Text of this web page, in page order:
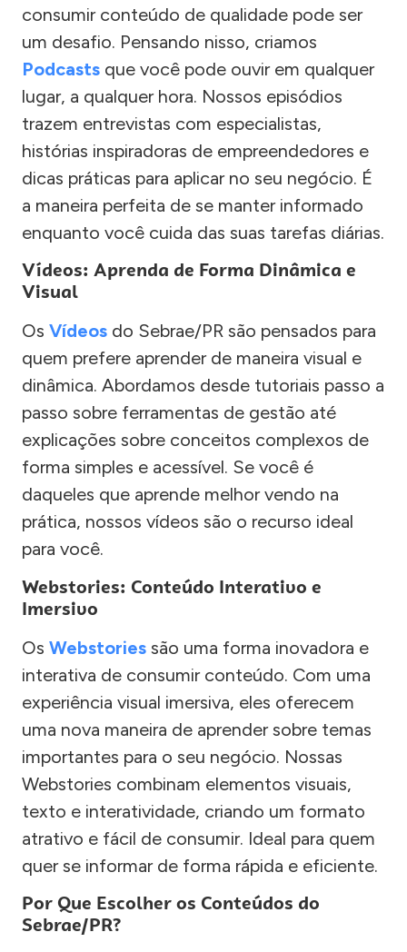
consumir conteúdo de qualidade pode ser
um desafio. Pensando nisso, criamos
Podcasts que você pode ouvir em qualquer
lugar, a qualquer hora. Nossos episódios
trazem entrevistas com especialistas,
histórias inspiradoras de empreendedores e
dicas práticas para aplicar no seu negócio. É
a maneira perfeita de se manter informado
enquanto você cuida das suas tarefas diárias.
Vídeos: Aprenda de Forma Dinâmica e
Visual
Os Vídeos do Sebrae/PR são pensados para
quem prefere aprender de maneira visual e
dinâmica. Abordamos desde tutoriais passo a
passo sobre ferramentas de gestão até
explicações sobre conceitos complexos de
forma simples e acessível. Se você é
daqueles que aprende melhor vendo na
prática, nossos vídeos são o recurso ideal
para você.
Webstories: Conteúdo Interativo e
Imersivo
Os Webstories são uma forma inovadora e
interativa de consumir conteúdo. Com uma
experiência visual imersiva, eles oferecem
uma nova maneira de aprender sobre temas
importantes para o seu negócio. Nossas
Webstories combinam elementos visuais,
texto e interatividade, criando um formato
atrativo e fácil de consumir. Ideal para quem
quer se informar de forma rápida e eficiente.
Por Que Escolher os Conteúdos do
Sebrae/PR?